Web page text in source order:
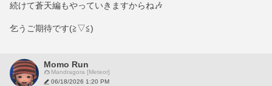
続けて蒼天編もやっていきますからね🎶
乞うご期待です(≧▽≦)
Momo Run
Mandragora [Meteor]
06/18/2026 1:20 PM